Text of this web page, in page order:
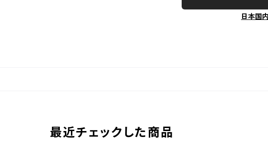
日本国
最近チェックした商品